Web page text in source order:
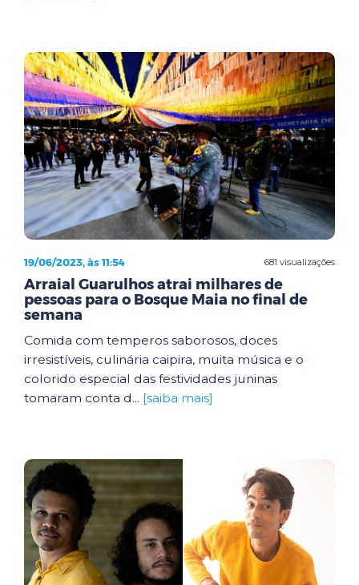
681 visualizações
19/06/2023, às 11:54
Arraial Guarulhos atrai milhares de
pessoas para o Bosque Maia no final de
semana
Comida com temperos saborosos, doces
irresistíveis, culinária caipira, muita música e o
colorido especial das festividades juninas
tomaram conta d... [saiba mais]